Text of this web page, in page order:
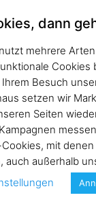
dann
mehrere
Cookies
Besuch
setzen wir
Seiten
mit
auch außerhalb